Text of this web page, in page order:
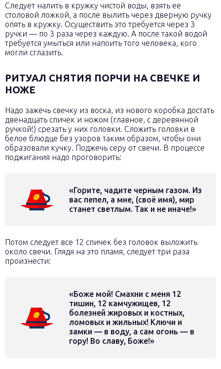
Следует налить в кружку чистой воды, взять ее
столовой ложкой, а после вылить через дверную ручку
опять в кружку. Осуществить это требуется через 3
ручки — по 3 раза через каждую. А после такой водой
требуется умыться или напоить того человека, кого
могли сглазить.
РИТУАЛ СНЯТИЯ ПОРЧИ НА СВЕЧКЕ И
НОЖЕ
Надо зажечь свечку из воска, из нового коробка достать
двенадцать спичек и ножом (главное, с деревянной
ручкой!) срезать у них головки. Сложить головки в
белое блюдце без узоров таким образом, чтобы они
образовали кучку. Поджечь серу от свечи. В процессе
поджигания надо проговорить:
«Горите, чадите черным газом. Из
вас пепел, а мне, (своё имя), мир
станет светлым. Так и не иначе!»
Потом следует все 12 спичек без головок выложить
около свечи. Глядя на это пламя, следует три раза
произнести:
«Боже мой! Смахни с меня 12
тишин, 12 камчужищев, 12
болезней жировых и костных,
ломовых и жильных! Ключи и
замки — в воду, а сам огонь — в
гору! Во славу, Боже!»